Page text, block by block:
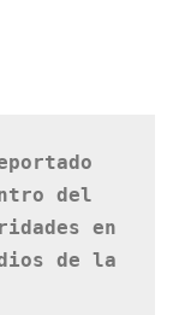
del
en
de la